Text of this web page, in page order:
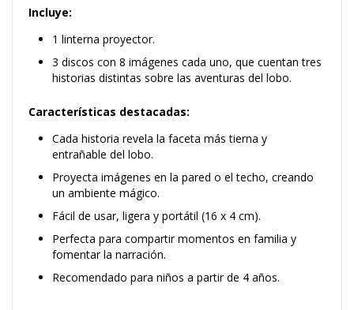
Incluye:
1 linterna proyector.
3 discos con 8 imágenes cada uno, que cuentan tres
historias distintas sobre las aventuras del lobo.
Características destacadas:
Cada historia revela la faceta más tierna y
entrañable del lobo.
Proyecta imágenes en la pared o el techo, creando
un ambiente mágico.
Fácil de usar, ligera y portátil (16 x 4 cm).
Perfecta para compartir momentos en familia y
fomentar la narración.
Recomendado para niños a partir de 4 años.